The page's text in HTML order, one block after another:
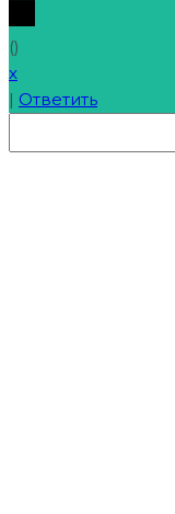
()
x
| Ответить